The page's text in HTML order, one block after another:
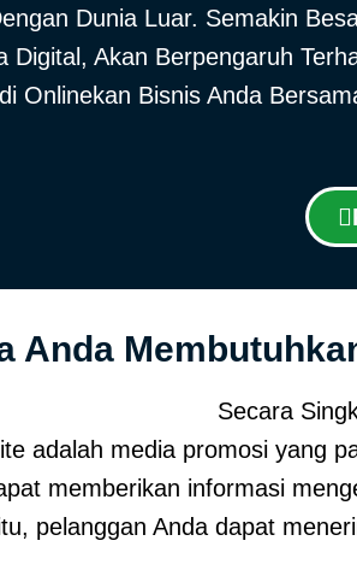
Dunia Luar. Semakin
Digital, Akan Berpengaruh
Onlinekan Bisnis Anda
Anda
Secara
adalah media promosi yang
memberikan informasi
pelanggan Anda dapat